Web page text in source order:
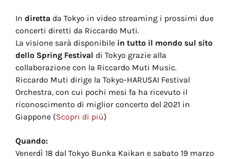
In diretta da Tokyo in video streaming i prossimi due
concerti diretti da Riccardo Muti.
La visione sarà disponibile in tutto il mondo sul sito
dello Spring Festival di Tokyo grazie alla
collaborazione con la Riccardo Muti Music.
Riccardo Muti dirige la Tokyo-HARUSAI Festival
Orchestra, con cui pochi mesi fa ha ricevuto il
riconoscimento di miglior concerto del 2021 in
Giappone (Scopri di più)
Quando:
Venerdì 18 dal Tokyo Bunka Kaikan e sabato 19 marzo